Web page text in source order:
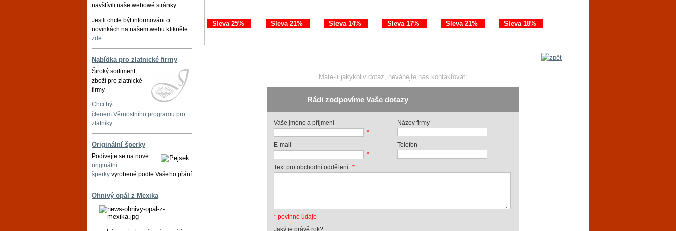
navštívili naše webowé stránky
Jestli chcte být informováni o
novinkách na našem webu klikněte
zde
Nabídka pro zlatnické firmy
Široký sortiment
zboží pro zlatnické
firmy
Chci být
členem Věrnostního programu pro
zlatníky.
Originální šperky
Podívejte se na nové
originální
šperky vyrobené podle Vašeho přání
Ohnivý opál z Mexika
Sleva 25% Sleva 21% Sleva 14% Sleva 17% Sleva 21% Sleva 18%
Máte-li jakýkoliv dotaz, neváhejte nás kontaktovat:
Rádi zodpovíme Vaše dotazy
Vaše jméno a příjmení
*
Název firmy
E-mail
*
Telefon
Text pro obchodní oddělení *
* povinné údaje
Jaký je právě rok?